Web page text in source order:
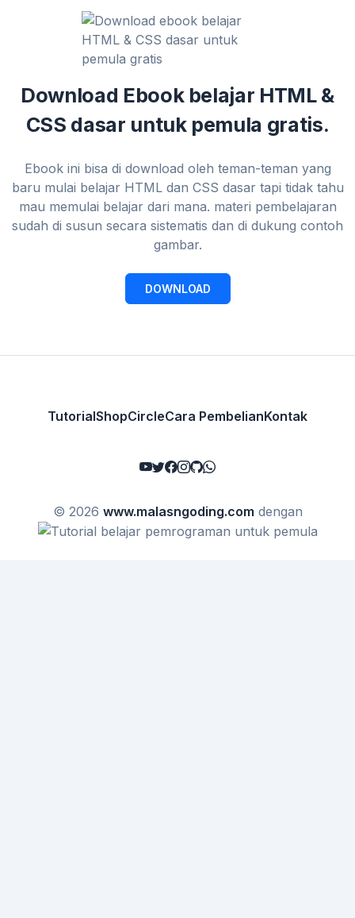
Download Ebook belajar HTML &
CSS dasar untuk pemula gratis.
Ebook ini bisa di download oleh teman-teman yang
baru mulai belajar HTML dan CSS dasar tapi tidak tahu
mau memulai belajar dari mana. materi pembelajaran
sudah di susun secara sistematis dan di dukung contoh
gambar.
DOWNLOAD
TutorialShopCircleCara PembelianKontak
© 2026 www.malasngoding.com dengan